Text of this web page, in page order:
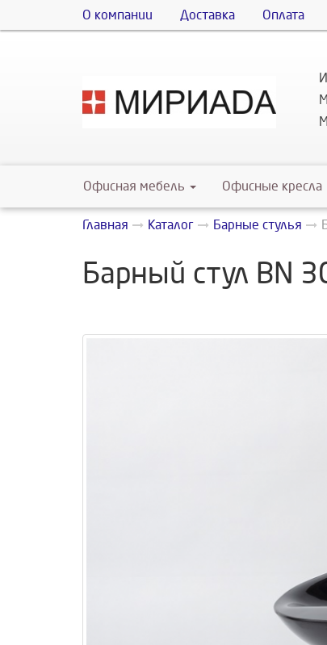
О компании Доставка Оплата
Офисная мебель Офисные кресла
Главная Каталог Барные стулья
Барный стул ВN